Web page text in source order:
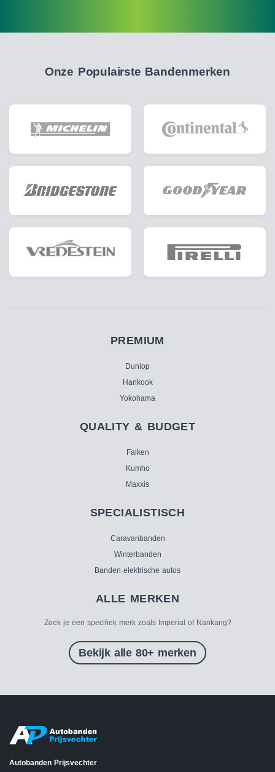
Onze Populairste Bandenmerken
PREMIUM
Dunlop
Hankook
Yokohama
QUALITY & BUDGET
Falken
Kumho
Maxxis
SPECIALISTISCH
Caravanbanden
Winterbanden
Banden elektrische autos
ALLE MERKEN
Zoek je een specifiek merk zoals Imperial of Nankang?
Bekijk alle 80+ merken
Autobanden Prijsvechter